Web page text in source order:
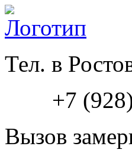
Тел. в
+7 (928)
Вызов